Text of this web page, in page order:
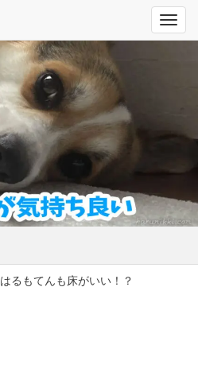
はるもてんも床がいい！？